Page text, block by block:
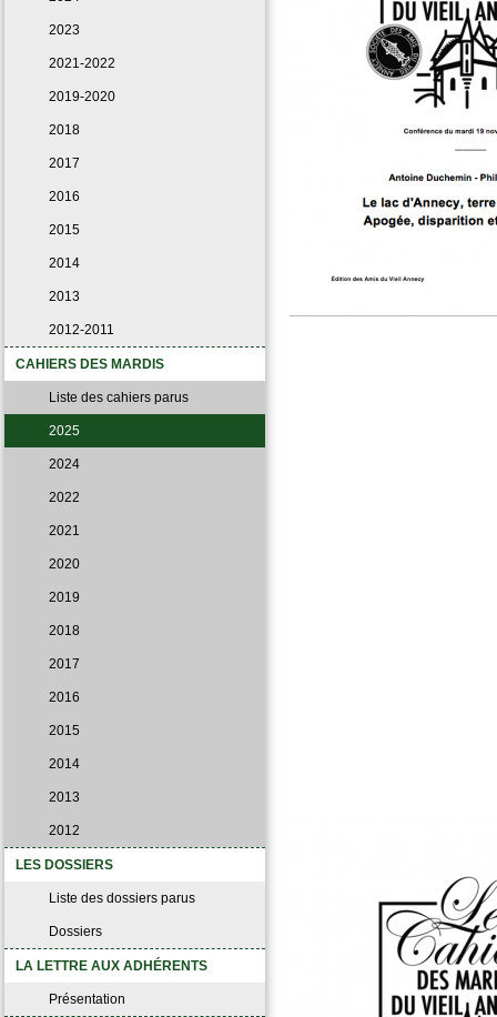
2023
2021-2022
2019-2020
2018
2017
2016
2015
2014
2013
2012-2011
CAHIERS DES MARDIS
Liste des cahiers parus
2025
2024
2022
2021
2020
2019
2018
2017
2016
2015
2014
2013
2012
LES DOSSIERS
Liste des dossiers parus
Dossiers
LA LETTRE AUX ADHÉRENTS
Présentation